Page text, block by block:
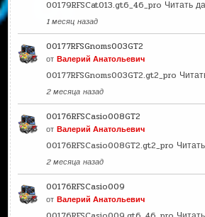
00179RFSCat013.gt6_46_pro Читать
1 месяц назад
00177RFSGnoms003GT2
отВалерий Анатольевич
00177RFSGnoms003GT2.gt2_pro
2 месяца назад
00176RFSCasio008GT2
отВалерий Анатольевич
00176RFSCasio008GT2.gt2_pro
2 месяца назад
00176RFSCasio009
отВалерий Анатольевич